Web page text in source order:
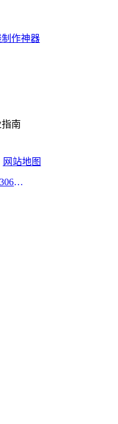
制作神器
南
网站地图
黑公网安备23060302000213号